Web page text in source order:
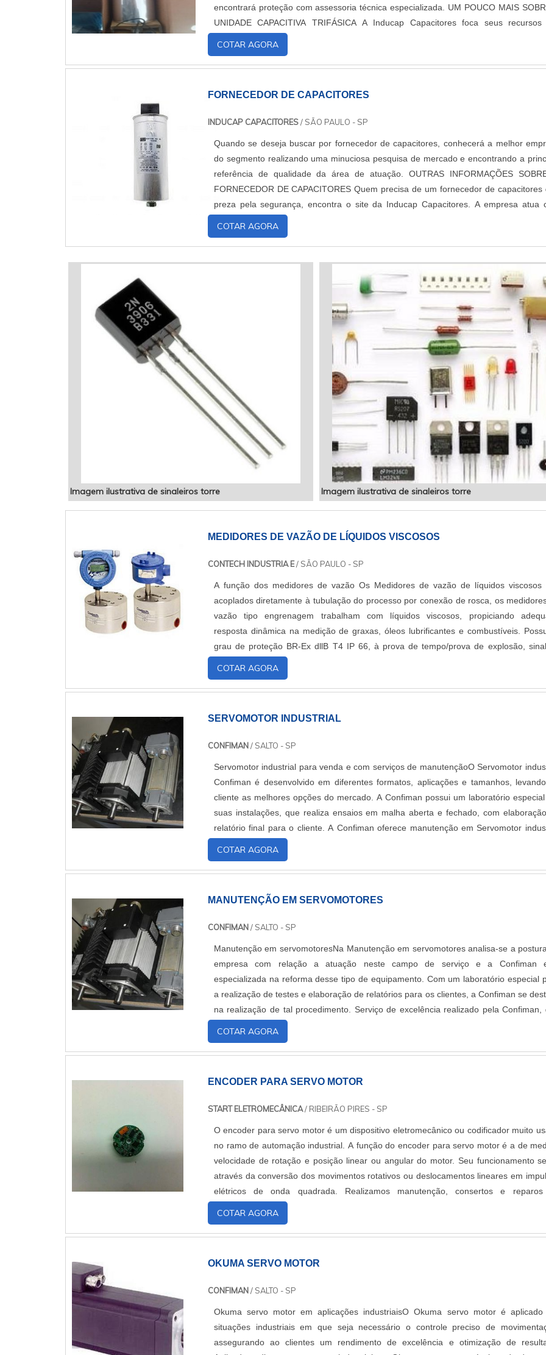
encontrará proteção com assessoria técnica especializada. UM POUCO MAIS SOBRE A
UNIDADE CAPACITIVA TRIFÁSICA A Inducap Capacitores foca seus recursos em
proporcionar uma estrutura co...
COTAR AGORA
FORNECEDOR DE CAPACITORES
INDUCAP CAPACITORES/ SÃO PAULO - SP
Quando se deseja buscar por fornecedor de capacitores, conhecerá a melhor
do segmento realizando uma minuciosa pesquisa de mercado e encontrando a
referência de qualidade da área de atuação. OUTRAS INFORMAÇÕES SOBRE O
FORNECEDOR DE CAPACITORES Quem precisa de um fornecedor de capacitores que
preza pela segurança, encontra o site da Inducap Capacitores. A empresa atua
controlador de fator de potência 06 saídas e f...
COTAR AGORA
Imagem ilustrativa de sinaleiros torre Imagem ilustrativa de sinaleiros torre
MEDIDORES DE VAZÃO DE LÍQUIDOS VISCOSOS
CONTECH INDUSTRIA E/ SÃO PAULO - SP
A função dos medidores de vazão Os Medidores de vazão de líquidos viscosos
acoplados diretamente à tubulação do processo por conexão de rosca, os
vazão tipo engrenagem trabalham com líquidos viscosos, propiciando
resposta dinâmica na medição de graxas, óleos lubrificantes e combustíveis.
grau de proteção BR-Ex dllB T4 IP 66, à prova de tempo/prova de explosão, sinal
saída de pulso ou corrente de 4 a 20 mA....
COTAR AGORA
SERVOMOTOR INDUSTRIAL
CONFIMAN/ SALTO - SP
Servomotor industrial para venda e com serviços de manutençãoO Servomotor
Confiman é desenvolvido em diferentes formatos, aplicações e tamanhos,
cliente as melhores opções do mercado. A Confiman possui um laboratório
suas instalações, que realiza ensaios em malha aberta e fechado, com
relatório final para o cliente. A Confiman oferece manutenção em Servomotor
brushless, motores de disco....
COTAR AGORA
MANUTENÇÃO EM SERVOMOTORES
CONFIMAN/ SALTO - SP
Manutenção em servomotoresNa Manutenção em servomotores analisa-se a
empresa com relação a atuação neste campo de serviço e a Confiman
especializada na reforma desse tipo de equipamento. Com um laboratório especial
a realização de testes e elaboração de relatórios para os clientes, a Confiman se
na realização de tal procedimento. Serviço de excelência realizado pela Confiman,
ao longo dos seus anos de experiênci....
COTAR AGORA
ENCODER PARA SERVO MOTOR
START ELETROMECÂNICA/ RIBEIRÃO PIRES - SP
O encoder para servo motor é um dispositivo eletromecânico ou codificador muito
no ramo de automação industrial. A função do encoder para servo motor é a de
velocidade de rotação e posição linear ou angular do motor. Seu funcionamento
através da conversão dos movimentos rotativos ou deslocamentos lineares em
elétricos de onda quadrada. Realizamos manutenção, consertos e reparos
servomotores e também equipamentos....
COTAR AGORA
OKUMA SERVO MOTOR
CONFIMAN/ SALTO - SP
Okuma servo motor em aplicações industriaisO Okuma servo motor é aplicado
situações industriais em que seja necessário o controle preciso de
assegurando ao clientes um rendimento de excelência e otimização de